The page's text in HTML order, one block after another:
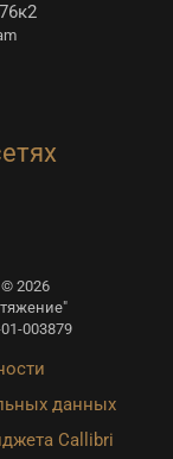
2026
003879
данных
Callibri